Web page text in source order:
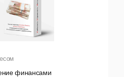
финансами